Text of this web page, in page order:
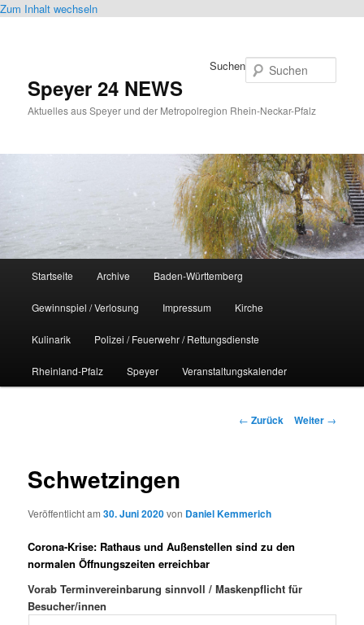
Zum Inhalt wechseln
Speyer 24 NEWS
Aktuelles aus Speyer und der Metropolregion Rhein-Neckar-Pfalz
Suchen
Startseite Archive Baden-Württemberg
Gewinnspiel / Verlosung Impressum Kirche
Kulinarik Polizei / Feuerwehr / Rettungsdienste
Rheinland-Pfalz Speyer Veranstaltungskalender
Beitrags-
← Zurück Weiter →
Schwetzingen
Veröffentlicht am30. Juni 2020von Daniel Kemmerich
Corona-Krise: Rathaus und Außenstellen sind zu den
normalen Öffnungszeiten erreichbar
Vorab Terminvereinbarung sinnvoll / Maskenpflicht für
Besucher/innen